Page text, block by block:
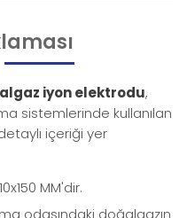
iyon elektrodu,
sistemlerinde kullanılan
içeriği yer
MM'dir.
odasındaki doğalgazın